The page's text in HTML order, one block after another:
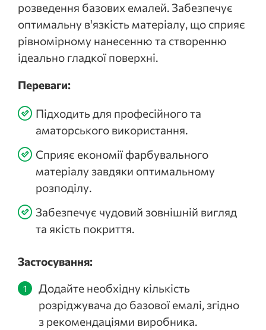
розведення базових емалей. Забезпечує
оптимальну в'язкість матеріалу, що сприяє
рівномірному нанесенню та створенню
ідеально гладкої поверхні.
Переваги:
Підходить для професійного та
аматорського використання.
Сприяє економії фарбувального
матеріалу завдяки оптимальному
розподілу.
Забезпечує чудовий зовнішній вигляд
та якість покриття.
Застосування:
Додайте необхідну кількість
розріджувача до базової емалі, згідно
з рекомендаціями виробника.